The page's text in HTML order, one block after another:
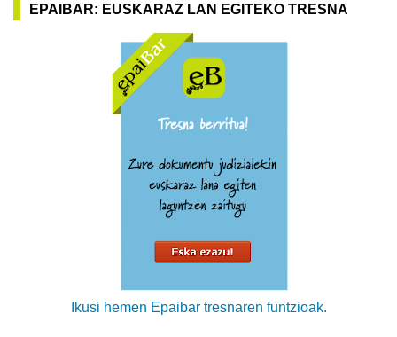
EPAIBAR: EUSKARAZ LAN EGITEKO TRESNA
Ikusi hemen Epaibar tresnaren funtzioak.